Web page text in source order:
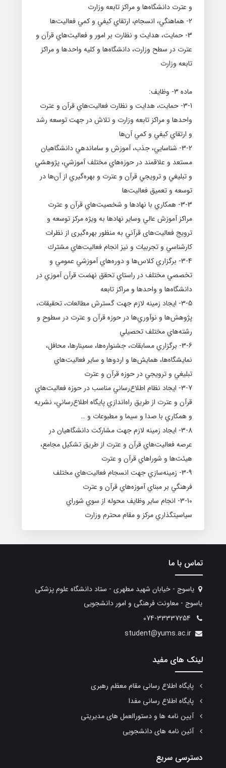
و عترت دانشگاه‌ها و مراكز تابعه وزارت
2- هماهنگي، انسجام، ارتقاي كيفي و كمي فعاليت‌ها
3- حمايت، هدايت و نظارت بر امور و فعاليت‌هاي قرآن و
عترت در سطح وزارت، دانشگاه‌ها و كليه واحدها و مراكز
تابعه وزارت
ماده 3- وظايف:
3-1- حمايت، هدايت و نظارت فعاليت‌هاي قرآن و عترت
واحدها و مراكز تابعه وزارت و تلاش در جهت توسعه رشد
و ارتقاي كيفي و كمي آن‌ها
3-2- شناسايي، جذب، آموزش و ساماندهي دانشگاهيان
مستعد و علاقمند در حوزه‌هاي مختلف آموزشي، پژوهشي
و تبليغي و ترويجي قرآن و عترت و بهره‌گيري از آن‌ها در
توسعه و تعميق فعاليت‌ها
3-3- همكاري با نهادها و شخصيت‌هاي قرآن و عترت
مراكز آموزش عالي وسایر نهادها به ویژه مرکز توسعه و
ترویج فعالیت‌های قرآني به منظور بهره‌گیری از نظرات
كارشناسي و تجربيات و نيز انجام فعاليت‌هاي مشترك
3-4- برگزاري كلاس‌ها و دوره‌هاي آموزشي عمومي و
تخصصي مختلف در راستاي تحقق نهضت قرآن آموزي در
دانشگاه‌ها و واحدها و مراكز تابعه
3-5- ايجاد زمينه لازم جهت گسترش مطالعات، تحقيقات،
پژوهش‌ها و نوآوري‌ها در حوزه قرآن و عترت در سطوح و
رشته‌هاي مختلف تحصيلي
3-6- برگزاري مسابقات، جشنواره‌ها، سمينارها، محافل،
نمايشگاه‌ها، همايش‌ها و اردوها و ساير فعاليت‌هاي
تبليغي و ترويجي در حوزه قرآن و عترت
3-7- ايجاد نظام اطلاع‌رساني مناسب در حوزه فعاليت‌هاي
قرآن و عترت از طريق راه‌اندازي پايگاه اطلاع‌رساني، نشريه
و همكاري با صدا و سيما و مطبوعات و …
3-8- ايجاد زمينه لازم جهت مشاركت دانشگاهيان در
عرصه فعاليت‌هاي قرآن و عترت از طريق تشكيل مجامع،
هيئت‌ها و شوراهاي قرآن و عترت
3-9- زمينه‌سازي جهت انسجام فعاليت‌هاي مختلف
فرهنگي بر مبناي آموزه‌هاي قرآن و عترت
3-10- انجام ساير وظايف محوله از سوي شوراي
سياسيتگذاري مركز و مقام محترم وزارت
تماس با ما
یاسوج - خیابان شهید مطهری - ستاد دانشگاه علوم پزشکی
یاسوج - معاونت فرهنگی و امور دانشجویی
student@yums.ac.ir
لینک های مفید
پایگاه اطلاع رسانی مقام معظم رهبری
پایگاه اطلاع رسانی مفدا
آیین نامه ها و دستورالعمل های مدیریتی
آئین نامه های دانشجویی
دسترسی سریع